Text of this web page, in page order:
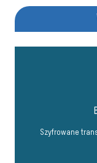
Szyfrowane